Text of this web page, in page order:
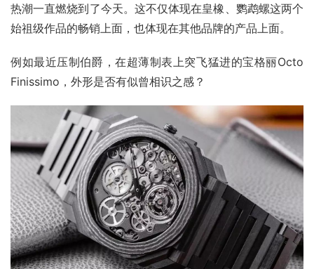
热潮一直燃烧到了今天。这不仅体现在皇橡、鹦鹉螺这两个
始祖级作品的畅销上面，也体现在其他品牌的产品上面。
例如最近压制伯爵，在超薄制表上突飞猛进的宝格丽Octo
Finissimo，外形是否有似曾相识之感？